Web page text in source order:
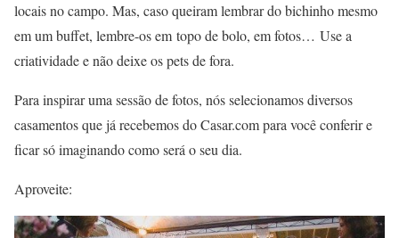
locais no campo. Mas, caso queiram lembrar do bichinho mesmo
em um buffet, lembre-os em topo de bolo, em fotos… Use a
criatividade e não deixe os pets de fora.
Para inspirar uma sessão de fotos, nós selecionamos diversos
casamentos que já recebemos do Casar.com para você conferir e
ficar só imaginando como será o seu dia.
Aproveite: